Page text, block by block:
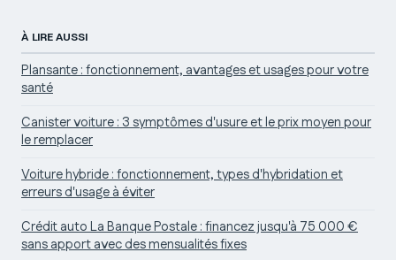
À LIRE AUSSI
Plansante : fonctionnement, avantages et usages pour votre
santé
Canister voiture : 3 symptômes d'usure et le prix moyen pour
le remplacer
Voiture hybride : fonctionnement, types d'hybridation et
erreurs d'usage à éviter
Crédit auto La Banque Postale : financez jusqu'à 75 000 €
sans apport avec des mensualités fixes